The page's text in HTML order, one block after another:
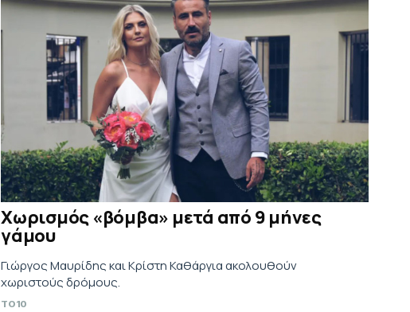
Χωρισμός «βόμβα» μετά από 9 μήνες
γάμου
Γιώργος Μαυρίδης και Κρίστη Καθάργια ακολουθούν
χωριστούς δρόμους.
TO10